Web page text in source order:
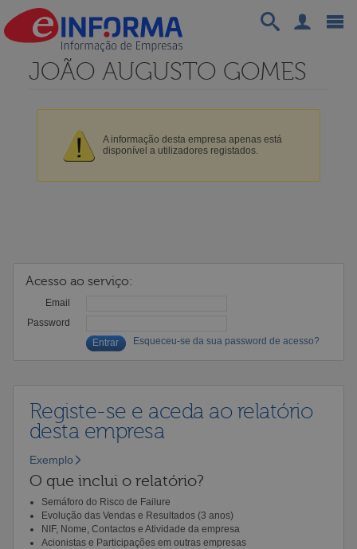
JOÃO AUGUSTO GOMES
A informação desta empresa apenas está
disponível a utilizadores registados.
Acesso ao serviço:
Email
Password
Esqueceu-se da sua password de acesso?
Registe-se e aceda ao relatório
desta empresa
Exemplo
O que inclui o relatório?
Semáforo do Risco de Failure
Evolução das Vendas e Resultados (3 anos)
NIF, Nome, Contactos e Atividade da empresa
Acionistas e Participações em outras empresas